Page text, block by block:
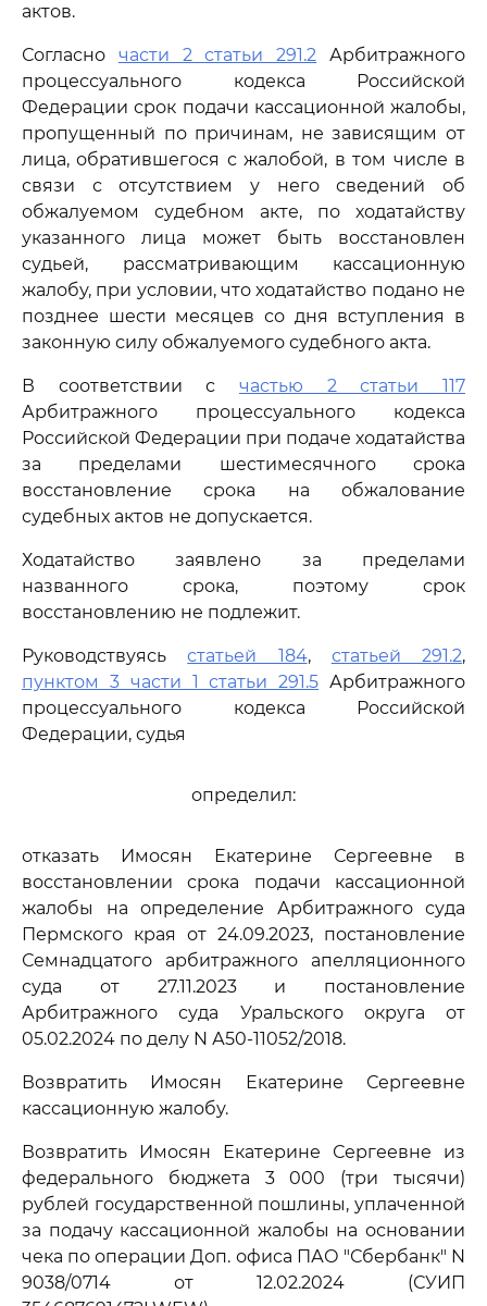
актов.
Согласно части 2 статьи 291.2 Арбитражного
процессуального кодекса Российской
Федерации срок подачи кассационной жалобы,
пропущенный по причинам, не зависящим от
лица, обратившегося с жалобой, в том числе в
связи с отсутствием у него сведений об
обжалуемом судебном акте, по ходатайству
указанного лица может быть восстановлен
судьей, рассматривающим кассационную
жалобу, при условии, что ходатайство подано не
позднее шести месяцев со дня вступления в
законную силу обжалуемого судебного акта.
В соответствии с частью 2 статьи 117
Арбитражного процессуального кодекса
Российской Федерации при подаче ходатайства
за пределами шестимесячного срока
восстановление срока на обжалование
судебных актов не допускается.
Ходатайство заявлено за пределами
названного срока, поэтому срок
восстановлению не подлежит.
Руководствуясьстатьей 184, статьей 291.2,
пунктом 3 части 1 статьи 291.5 Арбитражного
процессуального кодекса Российской
Федерации, судья
определил:
отказать Имосян Екатерине Сергеевне в
восстановлении срока подачи кассационной
жалобы на определение Арбитражного суда
Пермского края от 24.09.2023, постановление
Семнадцатого арбитражного апелляционного
суда от 27.11.2023 и постановление
Арбитражного суда Уральского округа от
05.02.2024 по делу N А50-11052/2018.
Возвратить Имосян Екатерине Сергеевне
кассационную жалобу.
Возвратить Имосян Екатерине Сергеевне из
федерального бюджета 3 000 (три тысячи)
рублей государственной пошлины, уплаченной
за подачу кассационной жалобы на основании
чека по операции Доп. офиса ПАО "Сбербанк" N
9038/0714 от 12.02.2024 (СУИП